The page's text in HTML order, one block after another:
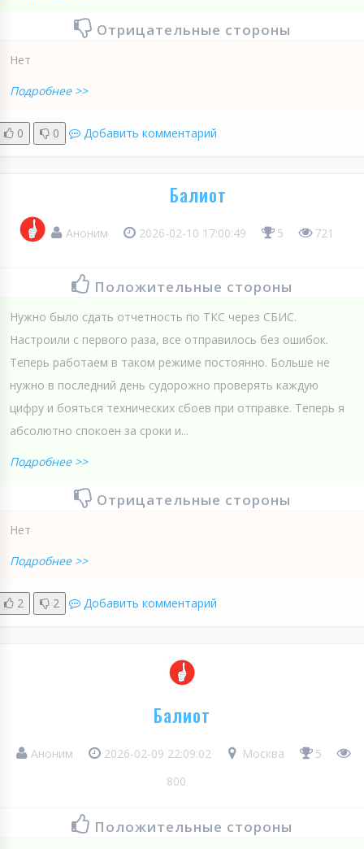
Отрицательные стороны
Нет
Подробнее >>
0 0 Добавить комментарий
Балиот
Аноним 2026-02-10 17:00:49 5 721
Положительные стороны
Нужно было сдать отчетность по ТКС через СБИС.
Настроили с первого раза, все отправилось без ошибок.
Теперь работаем в таком режиме постоянно. Больше не
нужно в последний день судорожно проверять каждую
цифру и бояться технических сбоев при отправке. Теперь я
абсолютно спокоен за сроки и...
Подробнее >>
Отрицательные стороны
Нет
Подробнее >>
2 2 Добавить комментарий
Балиот
Аноним 2026-02-09 22:09:02 Москва
5
800
Положительные стороны